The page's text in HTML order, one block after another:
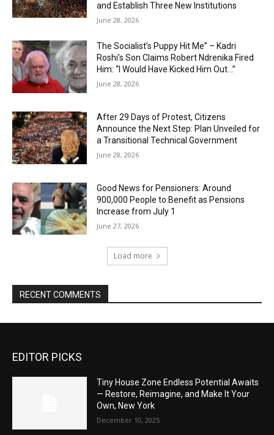
and Establish Three New Institutions
June 28, 2026
The Socialist’s Puppy Hit Me” – Kadri
Roshi’s Son Claims Robert Ndrenika Fired
Him: “I Would Have Kicked Him Out…”
June 28, 2026
After 29 Days of Protest, Citizens
Announce the Next Step: Plan Unveiled for
a Transitional Technical Government
June 28, 2026
Good News for Pensioners: Around
900,000 People to Benefit as Pensions
Increase from July 1
June 27, 2026
Load more
RECENT COMMENTS
EDITOR PICKS
Tiny House Zone Endless Potential Awaits
— Restore, Reimagine, and Make It Your
Own, New York
December 10, 2025